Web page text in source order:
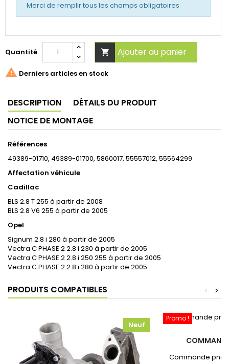
Merci de remplir tous les champs obligatoires
Quantité  Ajouter au panier
 Derniers articles en stock
DESCRIPTION
DÉTAILS DU PRODUIT
NOTICE DE MONTAGE
Références
49389-01710, 49389-01700, 5860017, 55557012, 55564299
Affectation véhicule
Cadillac
BLS 2.8 T 255 à partir de 2008
BLS 2.8 V6 255 à partir de 2005
Opel
Signum 2.8 i 280 à partir de 2005
Vectra C PHASE 2 2.8 i 230 à partir de 2005
Vectra C PHASE 2 2.8 i 250 255 à partir de 2005
Vectra C PHASE 2 2.8 i 280 à partir de 2005
PRODUITS COMPATIBLES >
<
Neuf
Promo !
Commande